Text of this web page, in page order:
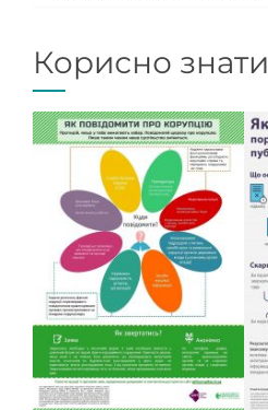
Корисно знати